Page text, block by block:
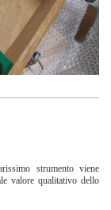
strumento viene
valore qualitativo dello